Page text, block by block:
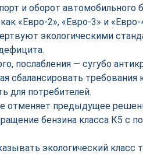
и оборот автомобильного
«Евро-2», «Евро-3» и
экологическими
послабления — сугубо
сбалансировать требования
для потребителей.
отменяет предыдущее
бензина класса К5 с
экологический класс